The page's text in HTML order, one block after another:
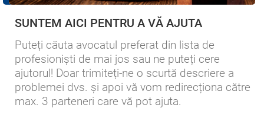
SUNTEM AICI PENTRU A VĂ AJUTA
Puteți căuta avocatul preferat din lista de
profesioniști de mai jos sau ne puteți cere
ajutorul! Doar trimiteți-ne o scurtă descriere a
problemei dvs. și apoi vă vom redirecționa către
max. 3 parteneri care vă pot ajuta.